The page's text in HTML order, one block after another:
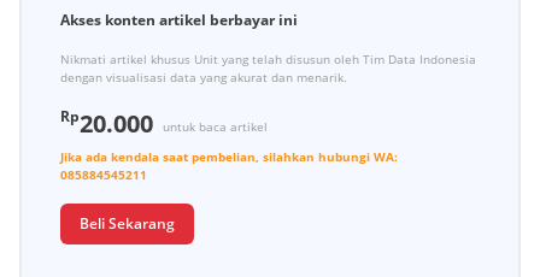
Akses konten artikel berbayar ini
Nikmati artikel khusus Unit yang telah disusun oleh Tim Data Indonesia
dengan visualisasi data yang akurat dan menarik.
Rp20.000
untuk baca artikel
Jika ada kendala saat pembelian, silahkan hubungi WA:
085884545211
Beli Sekarang